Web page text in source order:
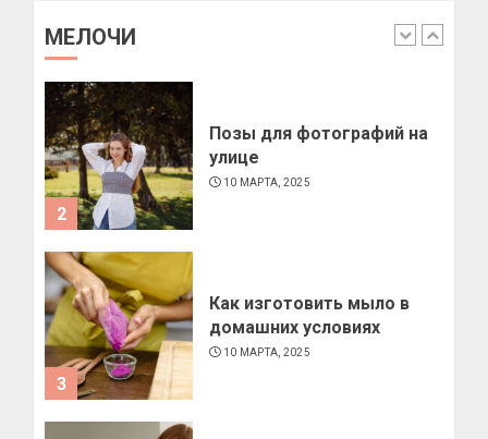
МЕЛОЧИ
1
2
Позы для фотографий на
улице
10 МАРТА, 2025
3
Как изготовить мыло в
домашних условиях
10 МАРТА, 2025